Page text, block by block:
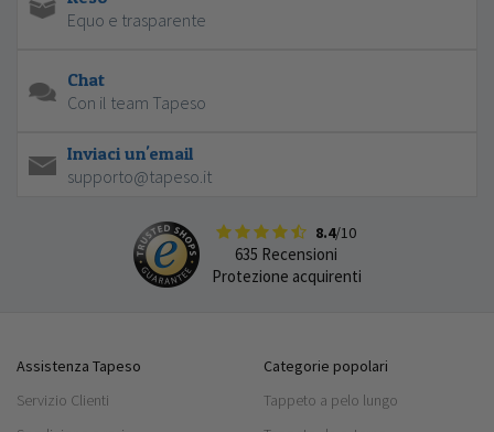
Equo e trasparente
Chat
Con il team Tapeso
Inviaci un'email
supporto@tapeso.it
8.4/10
635 Recensioni
Protezione acquirenti
Assistenza Tapeso
Servizio Clienti
Categorie popolari
Tappeto a pelo lungo